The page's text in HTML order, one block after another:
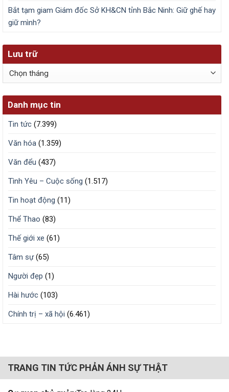
Bắt tạm giam Giám đốc Sở KH&CN tỉnh Bắc Ninh: Giữ ghế hay
giữ mình?
Lưu trữ
Lưu
trữ
Danh mục tin
Tin tức (7.399)
Văn hóa (1.359)
Văn đểu (437)
Tình Yêu – Cuộc sống (1.517)
Tin hoạt động (11)
Thể Thao (83)
Thế giới xe (61)
Tâm sự(65)
Người đẹp (1)
Hài hước (103)
Chính trị – xã hội (6.461)
TRANG TIN TỨC PHẢN ÁNH SỰ THẬT